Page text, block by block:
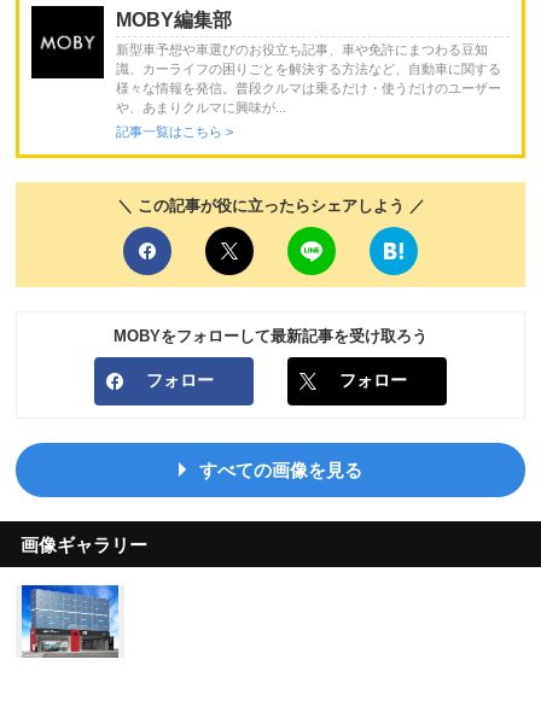
MOBY編集部
新型車予想や車選びのお役立ち記事、車や免許にまつわる豆知
識、カーライフの困りごとを解決する方法など、自動車に関する
様々な情報を発信。普段クルマは乗るだけ・使うだけのユーザー
や、あまりクルマに興味が...
記事一覧はこちら >
＼ この記事が役に立ったらシェアしよう ／
MOBYをフォローして最新記事を受け取ろう
フォロー フォロー
すべての画像を見る
画像ギャラリー